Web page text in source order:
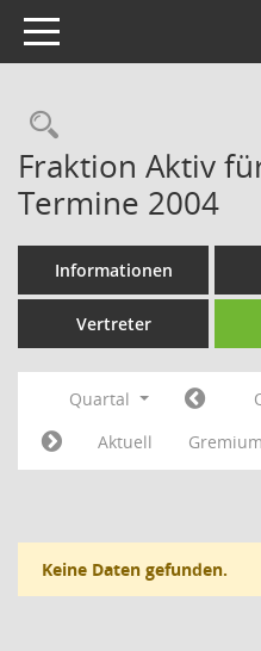
Toggle navigation
Fraktion Aktiv
Termine 2004
Informationen
Vertreter
Quartal
Aktuell
Keine Daten gefunden.